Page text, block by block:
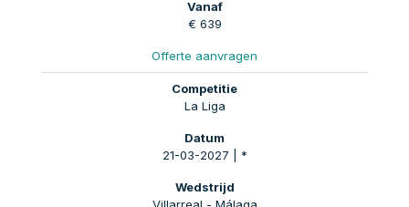
€ 639
Offerte aanvragen
La Liga
21-03-2027 | *
Villarreal - Málaga